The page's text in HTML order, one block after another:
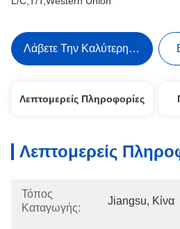
Λάβετε Την Καλύτερη Τιμή
Λεπτομερείς Πληροφορίες
Λεπτομερείς
Τόπος
Καταγωγής:
Jiangsu, Κίνα